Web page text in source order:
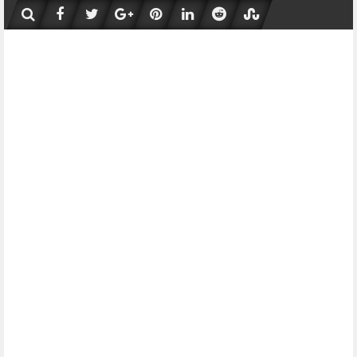
content